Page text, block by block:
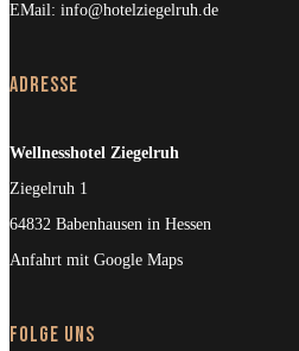
EMail: info@hotelziegelruh.de
Adresse
Wellnesshotel Ziegelruh
Ziegelruh 1
64832 Babenhausen in Hessen
Anfahrt mit Google Maps
Folge uns